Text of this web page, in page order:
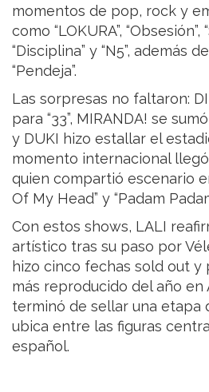
momentos de pop, rock y
como “LOKURA”, “Obsesión”,
“Disciplina” y “N5”, además
“Pendeja”.
Las sorpresas no faltaron:
para “33”, MIRANDA! se
y DUKI hizo estallar el
momento internacional
quien compartió escenario
Of My Head” y “Padam
Con estos shows, LALI
artístico tras su paso por
hizo cinco fechas sold out y
más reproducido del año en
terminó de sellar una etapa
ubica entre las figuras
español.